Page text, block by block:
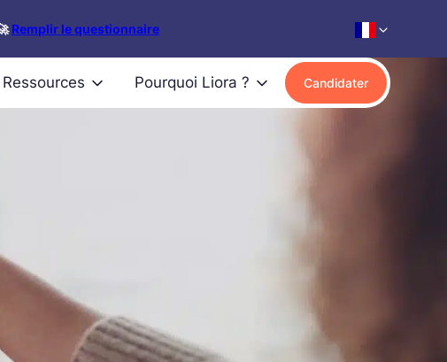
Remplir le questionnaire
Ressources Pourquoi Liora ? Candidater